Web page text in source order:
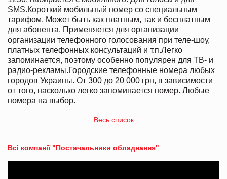
SMS.Короткий мобильный номер со специальным
тарифом. Может быть как платным, так и бесплатным
для абонента. Применяется для организации
организации телефонного голосования при теле-шоу,
платных телефонных консультаций и т.п.Легко
запоминается, поэтому особенно популярен для ТВ- и
радио-рекламы.Городские телефонные номера любых
городов Украины. От 300 до 20 000 грн, в зависимости
от того, насколько легко запоминается номер. Любые
номера на выбор.
Весь список
Всі компанії "Постачальники обладнання"